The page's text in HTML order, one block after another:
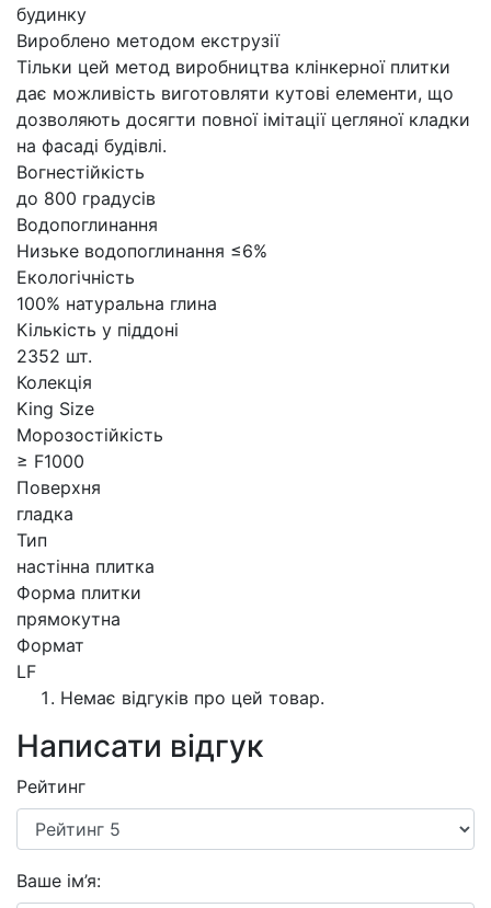
будинку
Вироблено методом екструзії
Тільки цей метод виробництва клінкерної плитки
дає можливість виготовляти кутові елементи, що
дозволяють досягти повної імітації цегляної кладки
на фасаді будівлі.
Вогнестійкість
до 800 градусів
Водопоглинання
Низьке водопоглинання ≤6%
Екологічність
100% натуральна глина
Кількість у піддоні
2352 шт.
Колекція
King Size
Морозостійкість
≥ F1000
Поверхня
гладка
Тип
настінна плитка
Форма плитки
прямокутна
Формат
LF
Немає відгуків про цей товар.
Написати відгук
Рейтинг
Ваше ім’я: